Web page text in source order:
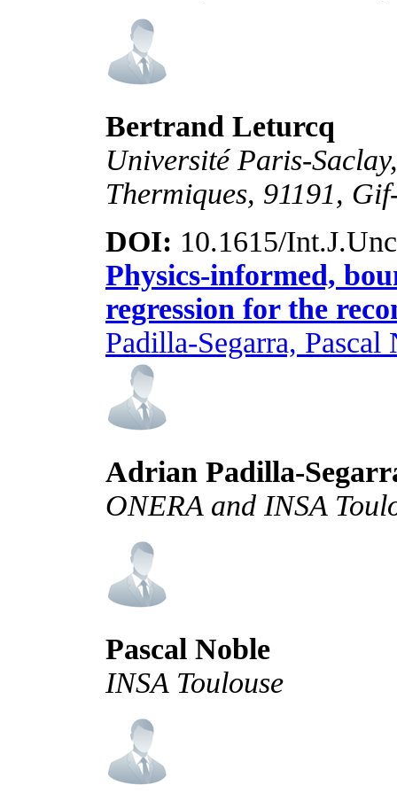
Bertrand Leturcq
Université Paris-
Thermiques, 91191,
DOI: 10.1615/
Physics-informed,
regression for the
Padilla-Segarra,
Adrian Padilla-
ONERA and INSA
Pascal Noble
INSA Toulouse